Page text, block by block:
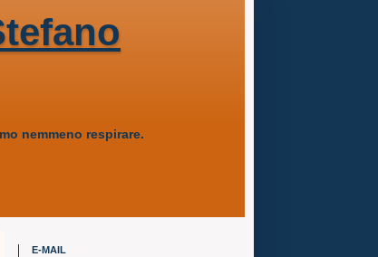
nemmeno respirare.
E-MAIL